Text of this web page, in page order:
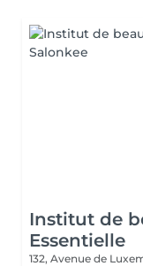
Institut de
Essentielle
132, Avenue de